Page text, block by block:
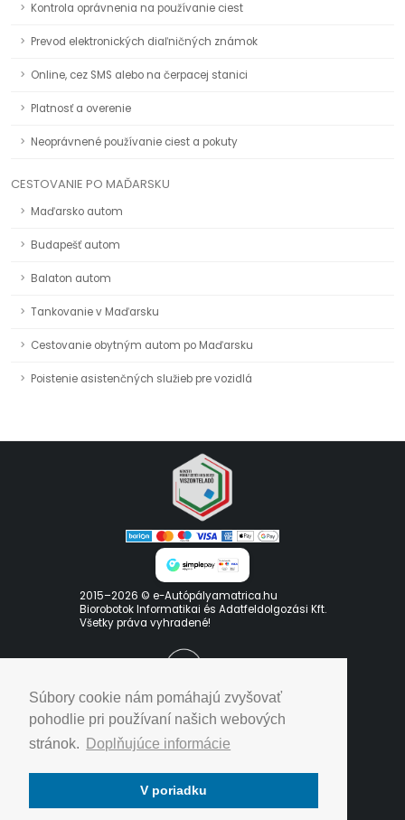
Súbory cookie nám pomáhajú zvyšovať
pohodlie pri používaní našich webových
stránok.
Doplňujúce informácie
V poriadku
Kontrola oprávnenia na používanie ciest
Prevod elektronických diaľničných známok
Online, cez SMS alebo na čerpacej stanici
Platnosť a overenie
Neoprávnené používanie ciest a pokuty
CESTOVANIE PO MAĎARSKU
Maďarsko autom
Budapešť autom
Balaton autom
Tankovanie v Maďarsku
Cestovanie obytným autom po Maďarsku
Poistenie asistenčných služieb pre vozidlá
2015–2026 © e-Autópályamatrica.hu
Biorobotok Informatikai és Adatfeldolgozási Kft.
Všetky práva vyhradené!
Zásady ochrany osobných údajov